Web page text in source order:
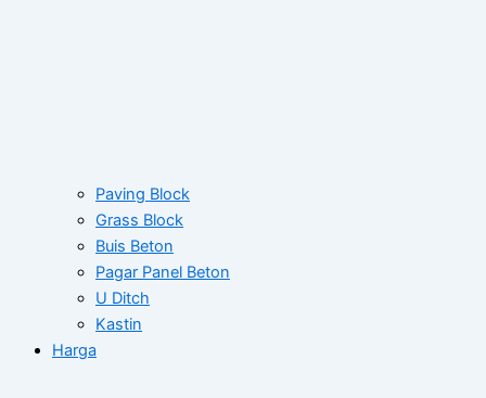
Paving Block
Grass Block
Buis Beton
Pagar Panel Beton
U Ditch
Kastin
Harga